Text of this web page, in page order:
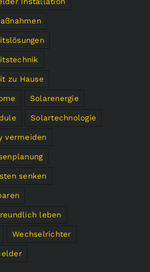
zu Hause
Solarenergie
Solartechnologie
vermeiden
senken
leben
Wechselrichter